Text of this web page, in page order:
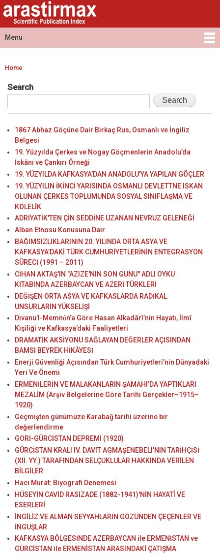
Skip to
main
content
Arastirmax
- Scientific
Publication
Index
Arastirmax
Scientific
Publication
Index
Menu
Main menu
You are here
Home
Search
1867 Abhaz Göçüne Dair Birkaç Rus, Osmanlı ve İngiliz
Belgesi
19. Yüzyılda Çerkes ve Nogay Göçmenlerin Anadolu’da
İskânı ve Çankırı Örneği
19. YÜZYILDA KAFKASYA’DAN ANADOLU’YA YAPILAN GÖÇLER
19. YÜZYILIN İKİNCİ YARISINDA OSMANLI DEVLETTNE ISKAN
OLUNAN ÇERKES TOPLUMUNDA SOSYAL SINIFLAŞMA VE
KÖLELİK
ADRİYATİK'TEN ÇİN SEDDİNE UZANAN NEVRUZ GELENEĞİ
Alban Etnosu Konusuna Dair
BAĞIMSIZLIKLARININ 20. YILINDA ORTA ASYA VE
KAFKASYA’DAKİ TÜRK CUMHURİYETLERİNİN ENTEGRASYON
SÜRECİ (1991 – 2011)
CİHAN AKTAŞ'IN "AZIZE'NIN SON GUNU" ADLI OYKU
KİTABINDA AZERBAYCAN VE AZERİ TÜRKLERİ
DEĞİŞEN ORTA ASYA VE KAFKASLARDA RADİKAL
UNSURLARIN YÜKSELİŞİ
Divanuʼl-Memnȗn’a Göre Hasan Alkadârî’nin Hayatı, İlmî
Kişiliği ve Kafkasya’daki Faaliyetleri
DRAMATİK AKSİYONU SAĞLAYAN DEĞERLER AÇISINDAN
BAMSI BEYREK HİKÂYESİ
Enerji Güvenliği Açısından Türk Cumhuriyetleri’nin Dünyadaki
Yeri Ve Önemi
ERMENİLERİN VE MALAKANLARIN ŞAMAHI’DA YAPTIKLARI
MEZALİM (Arşiv Belgelerine Göre Tarihi Gerçekler–1915–
1920)
Geçmişten günümüze Karabağ tarihi üzerine bir
değerlendirme
GORİ-GÜRCİSTAN DEPREMİ (1920)
GÜRCİSTAN KRALI IV. DAVIT AGMAŞENEBELI'NIN TARİHÇİSİ
(XII. YY.) TARAFINDAN SELÇUKLULAR HAKKINDA VERİLEN
BİLGİLER
Hacı Murat: Biyografi Denemesi
HÜSEYİN CAVİD RASİZADE (1882-1941)'NİN HAYATÎ VE
ESERLERİ
İNGİLİZ VE ALMAN SEYYAHLARIN GÖZÜNDEN ÇEÇENLER VE
İNGUŞLAR
KAFKASYA BÖLGESİNDE AZERBAYCAN ile ERMENİSTAN ve
GÜRCİSTAN ile ERMENİSTAN ARASINDAKİ ÇATIŞMA